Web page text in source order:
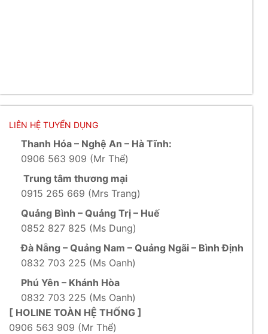
LIÊN HỆ TUYỂN DỤNG
Thanh Hóa – Nghệ An – Hà Tĩnh:
0906 563 909 (Mr Thể)
Trung tâm thương mại
0915 265 669 (Mrs Trang)
Quảng Bình – Quảng Trị – Huế
0852 827 825 (Ms Dung)
Đà Nẵng – Quảng Nam – Quảng Ngãi – Bình Định
0832 703 225 (Ms Oanh)
Phú Yên – Khánh Hòa
0832 703 225 (Ms Oanh)
[ HOLINE TOÀN HỆ THỐNG ]
0906 563 909 (Mr Thể)